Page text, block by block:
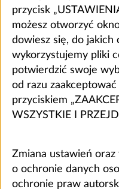
przycisk
możesz otworzyć
dowiesz się, do jakich
wykorzystujemy pliki
potwierdzić swoje
od razu
przyciskiem
WSZYSTKIE I
Zmiana ustawień
o ochronie danych
ochronie praw